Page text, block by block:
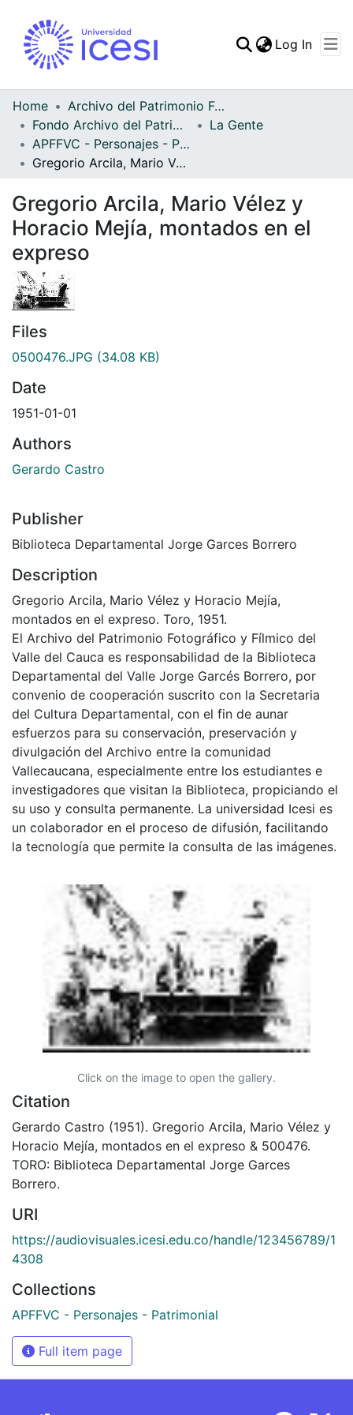
Statistics
Log In
Home
Archivo del Patrimonio Fotográfico y Fílmico del Valle del Cauca
Fondo Archivo del Patrimonio Fotográfico y Fílmico del Valle del Cauca
La Gente
APFFVC - Personajes - Patrimonial
Gregorio Arcila, Mario Vélez y Horacio Mejía, montados en el expreso
Gregorio Arcila, Mario Vélez y
Horacio Mejía, montados en el
expreso
Files
0500476.JPG (34.08 KB)
Date
1951-01-01
Authors
Gerardo Castro
Publisher
Biblioteca Departamental Jorge Garces Borrero
Description
Gregorio Arcila, Mario Vélez y Horacio Mejía,
montados en el expreso. Toro, 1951.
El Archivo del Patrimonio Fotográfico y Fílmico del
Valle del Cauca es responsabilidad de la Biblioteca
Departamental del Valle Jorge Garcés Borrero, por
convenio de cooperación suscrito con la Secretaria
del Cultura Departamental, con el fin de aunar
esfuerzos para su conservación, preservación y
divulgación del Archivo entre la comunidad
Vallecaucana, especialmente entre los estudiantes e
investigadores que visitan la Biblioteca, propiciando el
su uso y consulta permanente. La universidad Icesi es
un colaborador en el proceso de difusión, facilitando
la tecnología que permite la consulta de las imágenes.
Click on the image to open the gallery.
Citation
Gerardo Castro (1951). Gregorio Arcila, Mario Vélez y
Horacio Mejía, montados en el expreso & 500476.
TORO: Biblioteca Departamental Jorge Garces
Borrero.
URI
https://audiovisuales.icesi.edu.co/handle/123456789/1
4308
Collections
APFFVC - Personajes - Patrimonial
Full item page